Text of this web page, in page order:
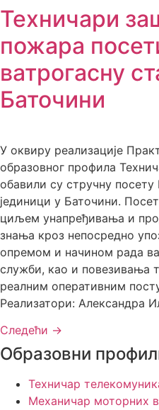
Техничари
пожара
ватрогасну
Баточини
У оквиру реализације
образовног профила
обавили су стручну посету
јединици у Баточини.
циљем унапређивања и
знања кроз непосредно
опремом и начином рада
служби, као и повезивања
реалним оперативним
Реализатори: Александра
Следећи →
Образовни
Техничар
Механичар моторних